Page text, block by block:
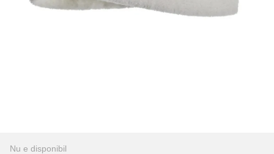
Nu e disponibil